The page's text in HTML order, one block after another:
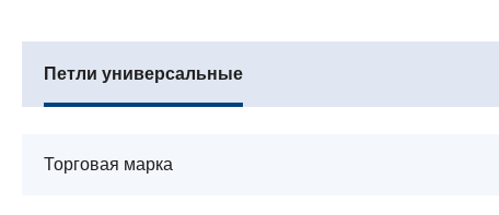
Петли универсальные
Торговая марка